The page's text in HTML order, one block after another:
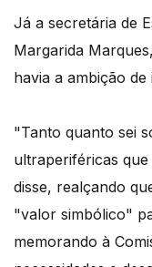
Já a secretária de
Margarida
havia a ambição
"Tanto quanto sei
ultraperiféricas
disse, realçando
"valor simbólico"
memorando à